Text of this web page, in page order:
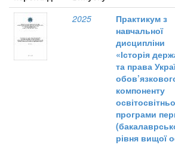
2025
Практикум з
навчальної
дисципліни
«Історія
та права
компоненту
програми
рівня вищої